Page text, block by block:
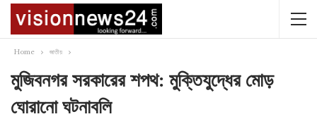
Home জাতীয়
মুজিবনগর সরকারের শপথ: মুক্তিযুদ্ধের মোড়
ঘোরানো ঘটনাবলি